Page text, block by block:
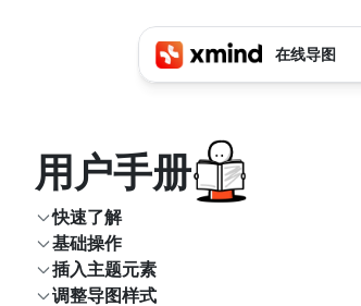
用户手册
快速了解
基础操作
插入主题元素
调整导图样式
在线导图